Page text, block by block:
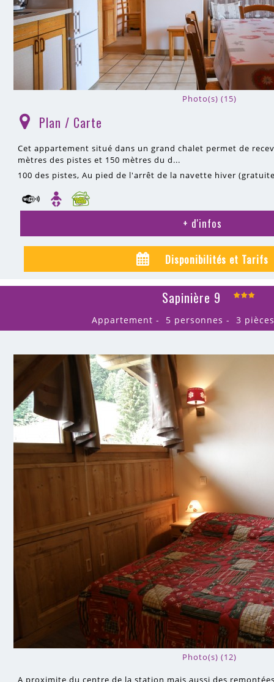
Photo(s) (15)
Plan / Carte
Cet appartement situé dans un grand chalet permet de
mètres des pistes et 150 mètres du d...
100 des pistes Au pied de l'arrêt de la navette hiver
+ d'infos
Disponibilités et Tarifs
Photo(s) (12)
Sapinière 9
Appartement 5 personnes 3 pièces
A proximite du centre de la station mais aussi des